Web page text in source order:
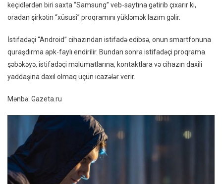
keçidlərdən biri saxta “Samsung” veb-saytına gətirib çıxarır ki,
oradan şirkətin “xüsusi” proqramını yükləmək lazım gəlir.
İstifadəçi “Android” cihazından istifadə edibsə, onun smartfonuna
quraşdırma apk-faylı endirilir. Bundan sonra istifadəçi proqrama
şəbəkəyə, istifadəçi məlumatlarına, kontaktlara və cihazın daxili
yaddaşına daxil olmaq üçün icazələr verir.
Mənbə: Gazeta.ru